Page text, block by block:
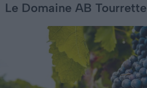
Le Domaine AB Tourrette